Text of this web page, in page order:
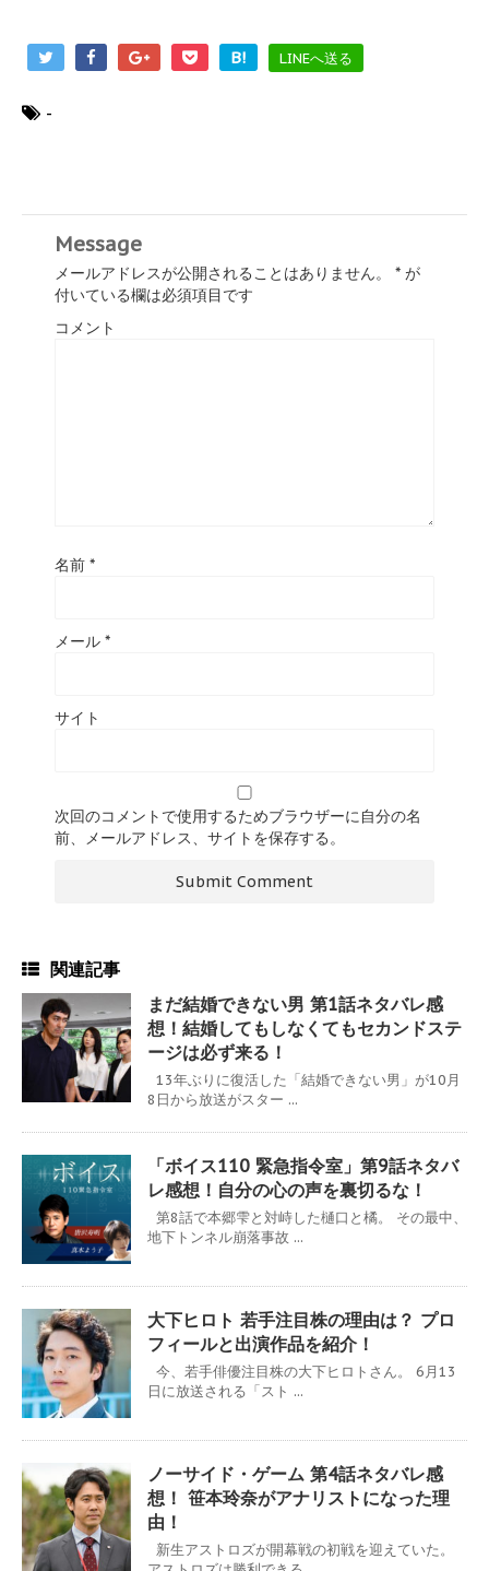
B! LINEへ送る
-
Message
メールアドレスが公開されることはありません。 * が
付いている欄は必須項目です
コメント
名前 *
メール *
サイト
次回のコメントで使用するためブラウザーに自分の名
前、メールアドレス、サイトを保存する。
関連記事
まだ結婚できない男 第1話ネタバレ感
想！結婚してもしなくてもセカンドステ
ージは必ず来る！
13年ぶりに復活した「結婚できない男」が10月
8日から放送がスター ...
「ボイス110 緊急指令室」第9話ネタバ
レ感想！自分の心の声を裏切るな！
第8話で本郷雫と対峙した樋口と橘。 その最中、
地下トンネル崩落事故 ...
大下ヒロト 若手注目株の理由は？ プロ
フィールと出演作品を紹介！
今、若手俳優注目株の大下ヒロトさん。 6月13
日に放送される「スト ...
ノーサイド・ゲーム 第4話ネタバレ感
想！ 笹本玲奈がアナリストになった理
由！
新生アストロズが開幕戦の初戦を迎えていた。